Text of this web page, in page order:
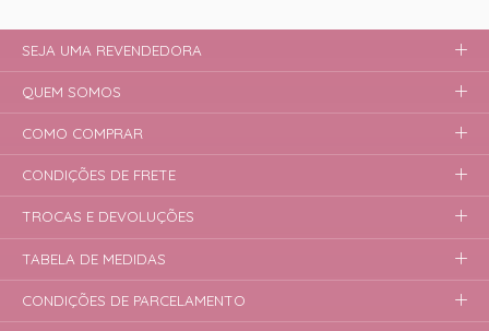
SEJA UMA REVENDEDORA
QUEM SOMOS
COMO COMPRAR
CONDIÇÕES DE FRETE
TROCAS E DEVOLUÇÕES
TABELA DE MEDIDAS
CONDIÇÕES DE PARCELAMENTO